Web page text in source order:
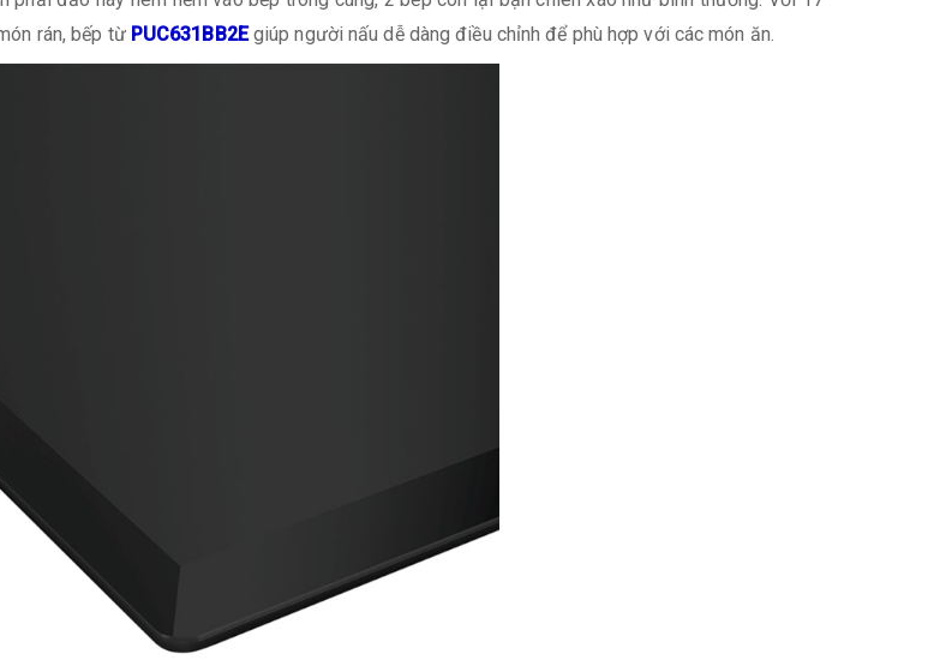
rán, bếp từ PUC631BB2Egiúp người nấu dễ dàng điều chỉnh để phù hợp với các món ăn.